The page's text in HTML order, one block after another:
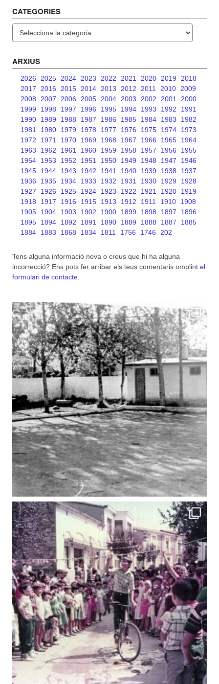
CATEGORIES
ARXIUS
2026 2025 2024 2023 2022 2021 2020 2019
2018
2017
2016 2015 2014 2013 2012 2011 2010
2009
2008
2007 2006 2005 2004 2003 2002 2001
2000
1999
1998 1997 1996 1995 1994 1993 1992
1991
1990
1989 1988 1987 1986 1985 1984 1983
1982
1981
1980 1979 1978 1977 1976 1975 1974
1973
1972
1971 1970 1969 1968 1967 1966 1965
1964
1963
1962 1961 1960 1959 1958 1957 1956
1955
1954
1953 1952 1951 1950 1949 1948 1947
1946
1945
1944 1943 1942 1941 1940 1939 1938
1937
1936
1935 1934 1933 1932 1931 1930 1929
1928
1927
1926 1925 1924 1923 1922 1921 1920
1919
1918
1917 1916 1915 1913 1912 1911 1910
1908
1905
1904 1903 1902 1900 1899 1898 1897
1896
1895
1894 1892 1891 1890 1889 1888 1887
1885
1884
1883 1868 1834 1811 1756 1746 202
Tens alguna informació nova o creus que hi ha alguna
incorrecció? Ens pots fer arribar els teus comentaris omplint el
formulari de contacte